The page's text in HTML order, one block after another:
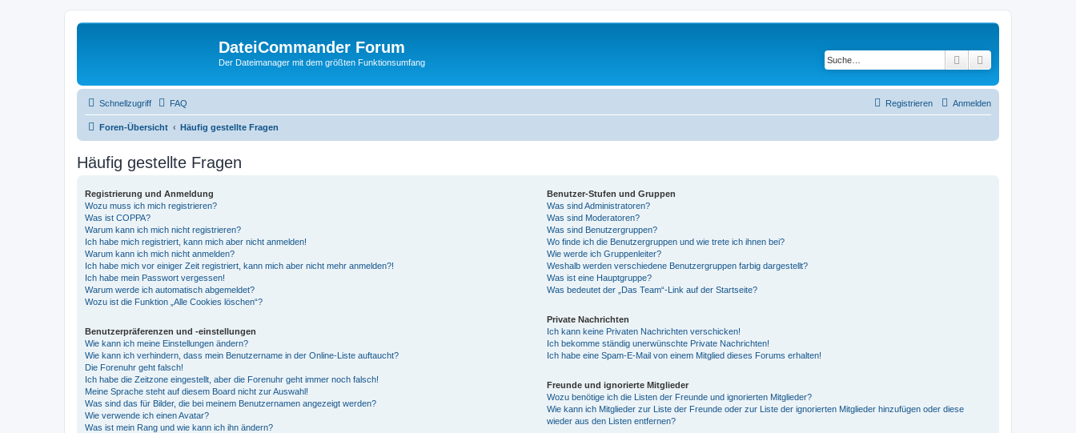
DateiCommander Forum
Der Dateimanager mit dem größten Funktionsumfang Suche
Schnellzugriff FAQ Anmelden
Registrieren
Foren-Übersicht Häufig gestellte Fragen
Häufig gestellte Fragen
Registrierung und Anmeldung
Wozu muss ich mich registrieren?
Was ist COPPA?
Warum kann ich mich nicht registrieren?
Ich habe mich registriert, kann mich aber nicht anmelden!
Warum kann ich mich nicht anmelden?
Ich habe mich vor einiger Zeit registriert, kann mich aber nicht mehr anmelden?!
Ich habe mein Passwort vergessen!
Warum werde ich automatisch abgemeldet?
Wozu ist die Funktion „Alle Cookies löschen“?
Benutzerpräferenzen und -einstellungen
Wie kann ich meine Einstellungen ändern?
Wie kann ich verhindern, dass mein Benutzername in der Online-Liste auftaucht?
Die Forenuhr geht falsch!
Ich habe die Zeitzone eingestellt, aber die Forenuhr geht immer noch falsch!
Meine Sprache steht auf diesem Board nicht zur Auswahl!
Was sind das für Bilder, die bei meinem Benutzernamen angezeigt werden?
Wie verwende ich einen Avatar?
Was ist mein Rang und wie kann ich ihn ändern?
Benutzer-Stufen und Gruppen
Was sind Administratoren?
Was sind Moderatoren?
Was sind Benutzergruppen?
Wo finde ich die Benutzergruppen und wie trete ich ihnen bei?
Wie werde ich Gruppenleiter?
Weshalb werden verschiedene Benutzergruppen farbig dargestellt?
Was ist eine Hauptgruppe?
Was bedeutet der „Das Team“-Link auf der Startseite?
Private Nachrichten
Ich kann keine Privaten Nachrichten verschicken!
Ich bekomme ständig unerwünschte Private Nachrichten!
Ich habe eine Spam-E-Mail von einem Mitglied dieses Forums erhalten!
Freunde und ignorierte Mitglieder
Wozu benötige ich die Listen der Freunde und ignorierten Mitglieder?
Wie kann ich Mitglieder zur Liste der Freunde oder zur Liste der ignorierten Mitglieder hinzufügen oder diese
wieder aus den Listen entfernen?